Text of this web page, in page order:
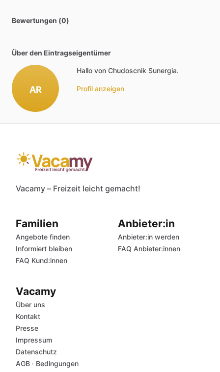
Bewertungen (0)
Über den Eintragseigentümer
AR
Hallo von Chudoscnik Sunergia.
Profil anzeigen
Vacamy – Freizeit leicht gemacht!
Familien
Angebote finden
Informiert bleiben
FAQ Kund:innen
Anbieter:in
Anbieter:in werden
FAQ Anbieter:innen
Vacamy
Über uns
Kontakt
Presse
Impressum
Datenschutz
AGB · Bedingungen